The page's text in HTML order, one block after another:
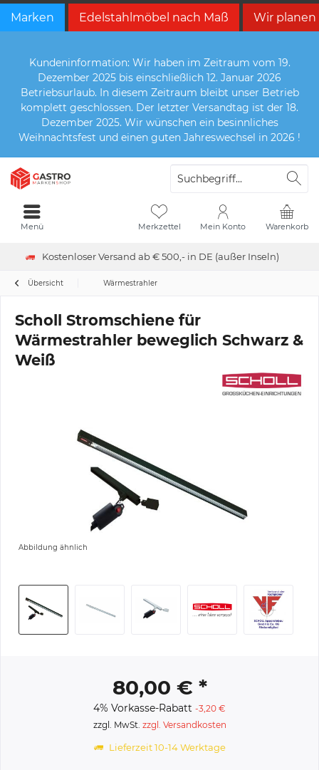
Marken Edelstahlmöbel nach Maß Wir planen
Kundeninformation: Wir haben im Zeitraum vom 19.
Dezember 2025 bis einschließlich 12. Januar 2026
Betriebsurlaub. In diesem Zeitraum bleibt unser Betrieb
komplett geschlossen. Der letzter Versandtag ist der 18.
Dezember 2025. Wir wünschen ein besinnliches
Weihnachtsfest und einen guten Jahreswechsel in 2026 !
Kostenloser Versand ab € 500,- in DE (außer Inseln)
Warenkorb
Merkzettel Mein Konto
Menü
Übersicht Wärmestrahler
Scholl Stromschiene für
Wärmestrahler beweglich Schwarz &
Weiß
Abbildung ähnlich
80,00 € *
4% Vorkasse-Rabatt -3,20 €
zzgl. MwSt. zzgl. Versandkosten
Lieferzeit 10-14 Werktage